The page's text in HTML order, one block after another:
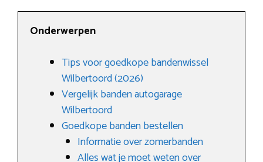
Onderwerpen
Tips voor goedkope bandenwissel
Wilbertoord (2026)
Vergelijk banden autogarage
Wilbertoord
Goedkope banden bestellen
Informatie over zomerbanden
Alles wat je moet weten over